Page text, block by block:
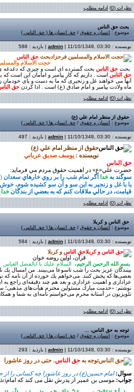
نظرات (0)
ادامه مطلب
بحث حق الناس
موضوع : انسان و حقوق / حق انسان ها ( حق الناس )
نویسنده : admin | 11/10/1348, 03:30 | بازدید : 588
بحث حق الناس
حجت الاسلام
بحث حق الناس بحث گسترده ای است و چیزی که دغدغه ی
حق الناس است . داریم که کار پیامبر و امامان این است که
آنها می خواهند غل و زنجیری که ما به دست و پای خودمان
ماه ولادت پیامبر و امام صادق (ع) است . ادا کردن حق
نظرات (0)
ادامه مطلب
حقوق از منظر امام علي (ع)
موضوع : انسان و حقوق / حق انسان ها ( حق الناس )
نویسنده : admin | 11/10/1348, 03:30 | بازدید : 497
حقوق از منظر امام علي (ع)
نويسنده : يوسف صديق عرباني
حق الناس
حضرت علي«ع» در اهميت حقوق مردم مي فرمايد:
سوگند به خدا اگر تمام شب را بر روي خارهاي سعدان
يا با غل و زنجير به اين سو و آن سو كشيده شوم، خوش
قيامت، در حالي ملاقات كنم كه به بعضي از بندگان خدا
نظرات (0) ادامه مطلب
حق الناس و كربلا
موضوع : انسان و حقوق / حق انسان ها ( حق الناس )
نویسنده : admin | 11/10/1348, 03:30 | بازدید : 584
حق الناس و كربلا
قرآن، اولین روضه خوان
بسم الله الرحمن الرحیم،
السلام علیك یا ابالفضل العباس
بینندگان عزیز بحث را شب تاسوعا می‌بینند. من امسال یك
بعضی‌ها كه پخش كنند. می‌خواهم یك خورده از آن نامه كه
عزاداری و اهمیت عزاداری و بعد هم چند دقیقه‌ای راجع به
تلویزیون در آستانه محرم می‌خواستم نامه‌ای به شما و
نظرات (0) ادامه مطلب
توجه به حق الناس، ...
موضوع : انسان و حقوق / حق انسان ها ( حق الناس )
نویسنده : admin | 11/10/1348, 03:30 | بازدید : 293
توجه به حق الناس، حتی در روز عاشورا
سوال:امام حسین(ع) در روز عاشورا چه کسانی را
جواب: موسى بن عمیر از پدرش نقل مى کند که امام